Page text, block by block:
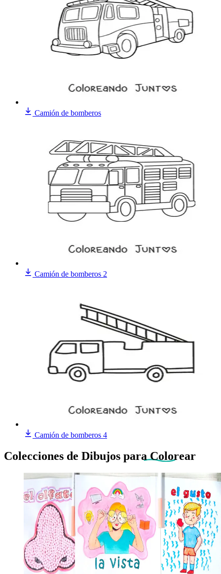
Camión de bomberos
Camión de bomberos 2
Camión de bomberos 4
Colecciones de Dibujos para Colorear